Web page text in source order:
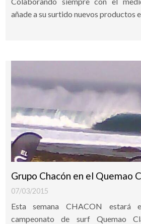
añade a su surtido nuevos productos
Grupo Chacón en el Quemao
07/03/2015
Esta semana CHACON
campeonato de surf Quemao